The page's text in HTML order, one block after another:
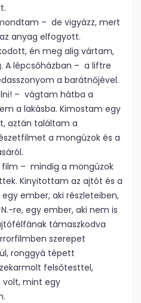
– de vigyázz, mert
anyag elfogyott.
én meg alig vártam,
A lépcsőházban – a liftre
a barátnőjével.
– vágtam hátba a
a lakásba. Kimostam egy
aztán találtam a
a mongúzok és a
– mindig a mongúzok
Kinyitottam az ajtót és a
ember, aki részleteiben,
re, egy ember, aki nem is
támaszkodva
szerepet
ronggyá tépett
felsőtesttel,
volt, mint egy